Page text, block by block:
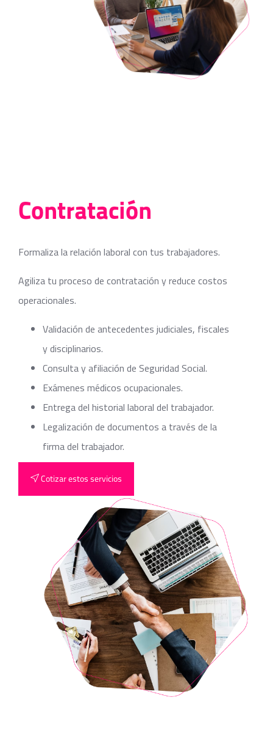
Contratación
Formaliza la relación laboral con tus trabajadores.
Agiliza tu proceso de contratación y reduce costos
operacionales.
Validación de antecedentes judiciales, fiscales
y disciplinarios.
Consulta y afiliación de Seguridad Social.
Exámenes médicos ocupacionales.
Entrega del historial laboral del trabajador.
Legalización de documentos a través de la
firma del trabajador.
Cotizar estos servicios